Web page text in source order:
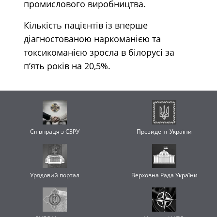
промислового виробництва.
Кількість пацієнтів із вперше
діагностованою наркоманією та
токсикоманією зросла в білорусі за
п’ять років на 20,5%.
Співпраця з СЗРУ Президент України
Урядовий портал Верховна Рада України